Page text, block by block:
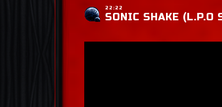
22:22
SONIC SHAKE (L.P.O